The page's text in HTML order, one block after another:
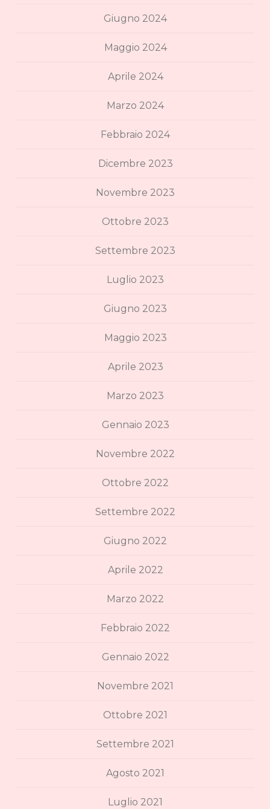
Giugno 2024
Maggio 2024
Aprile 2024
Marzo 2024
Febbraio 2024
Dicembre 2023
Novembre 2023
Ottobre 2023
Settembre 2023
Luglio 2023
Giugno 2023
Maggio 2023
Aprile 2023
Marzo 2023
Gennaio 2023
Novembre 2022
Ottobre 2022
Settembre 2022
Giugno 2022
Aprile 2022
Marzo 2022
Febbraio 2022
Gennaio 2022
Novembre 2021
Ottobre 2021
Settembre 2021
Agosto 2021
Luglio 2021